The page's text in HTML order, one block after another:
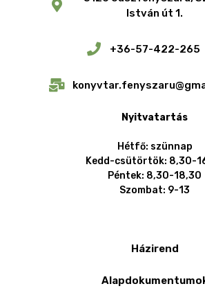
István út 1.
+36-57-422-265
Nyitvatartás
Hétfő: szünnap
Kedd-csütörtök: 8,30-
Péntek: 8,30-18,30
Szombat: 9-13
Házirend